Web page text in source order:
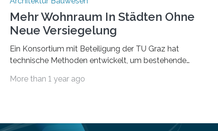
Mehr Wohnraum In Städten Ohne
Neue Versiegelung
Ein Konsortium mit Beteiligung der TU Graz hat
technische Methoden entwickelt, um bestehende
Holzkonstruktionen auf nachhaltige Weise
More than 1 year ago